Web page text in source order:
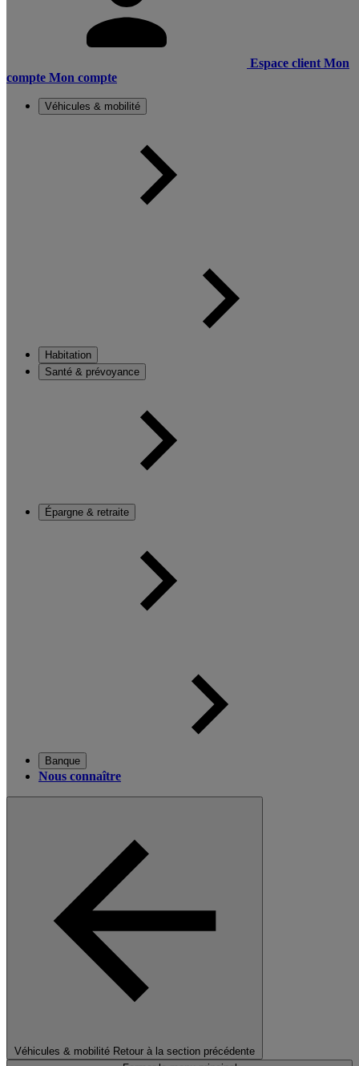
Espace client Mon
compte Mon compte
Véhicules & mobilité
Habitation
Santé & prévoyance
Épargne & retraite
Banque
Nous connaître
Véhicules & mobilité Retour à la section précédente